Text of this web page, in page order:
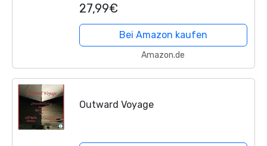
27,99€
Bei Amazon kaufen
Amazon.de
Outward Voyage